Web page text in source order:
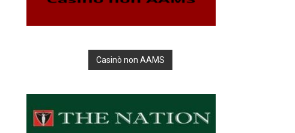
Casinò non AAMS